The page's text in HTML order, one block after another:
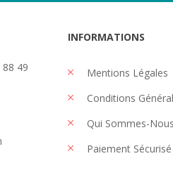
49
INFORMATIONS
Mentions Légales
Conditions
Qui Sommes-
Paiement Sécurisé